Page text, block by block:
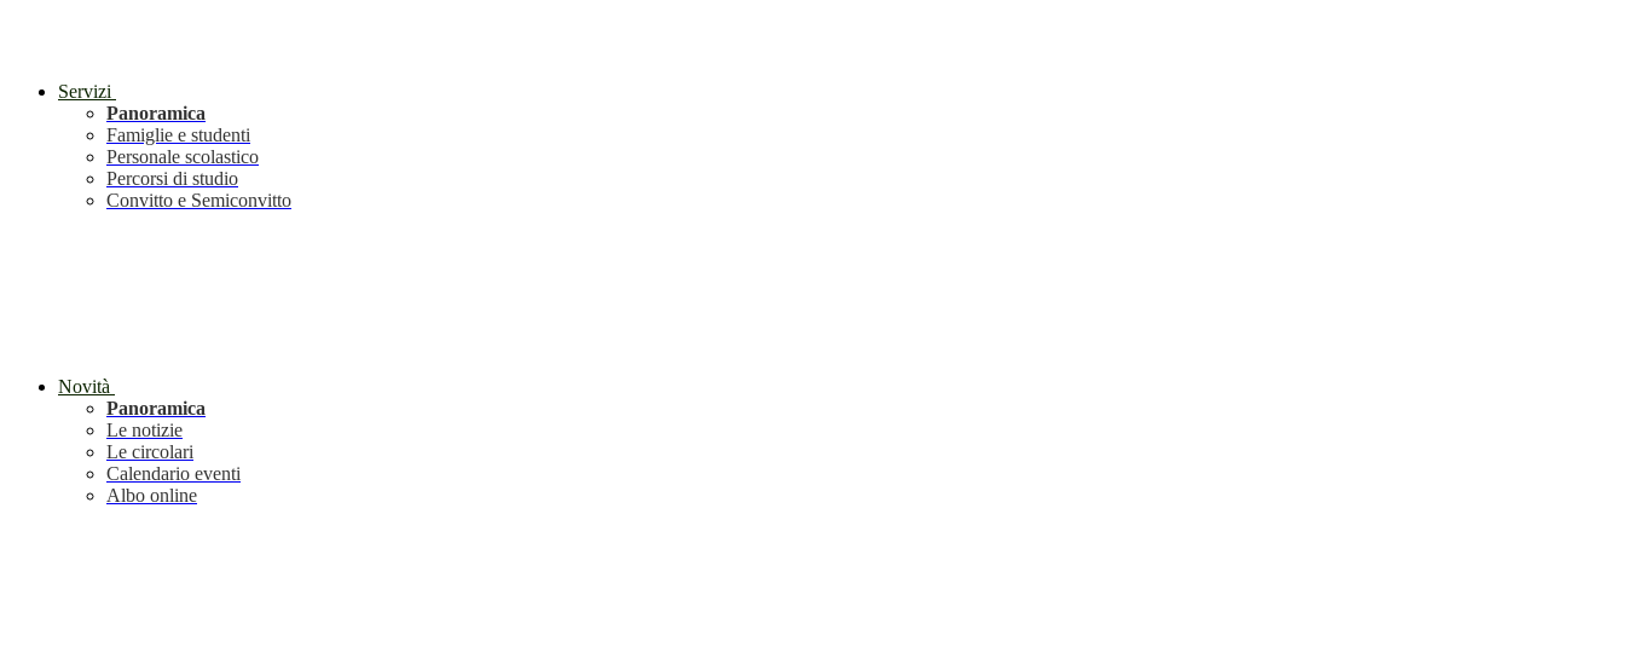
Servizi
Panoramica
Famiglie e studenti
Personale scolastico
Percorsi di studio
Convitto e Semiconvitto
Novità
Panoramica
Le notizie
Le circolari
Calendario eventi
Albo online